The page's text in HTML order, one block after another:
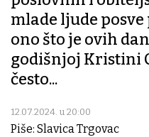
mlade ljude
ono što je ovih
godišnjoj Kristini
često...
12.07.2024. u 20:00
Piše: Slavica Trgovac